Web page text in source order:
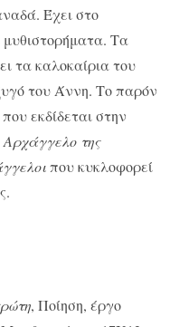
Έχει στο
μυθιστορήματα. Tα
τα καλοκαίρια του
του Άννη. Το παρόν
εκδίδεται στην
Αρχάγγελο της
που κυκλοφορεί
, Ποίηση, έργο